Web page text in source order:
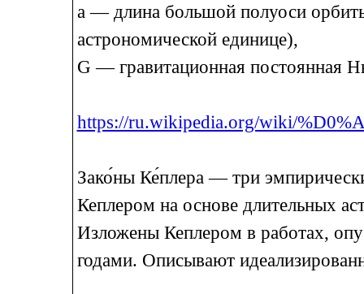
a — длина большой полуоси
астрономической единице),
G — гравитационная постоянная
https://ru.wikipedia.org/wiki/
Зако́ны Ке́плера — три
Кеплером на основе длительных
Изложены Кеплером в работах,
годами. Описывают